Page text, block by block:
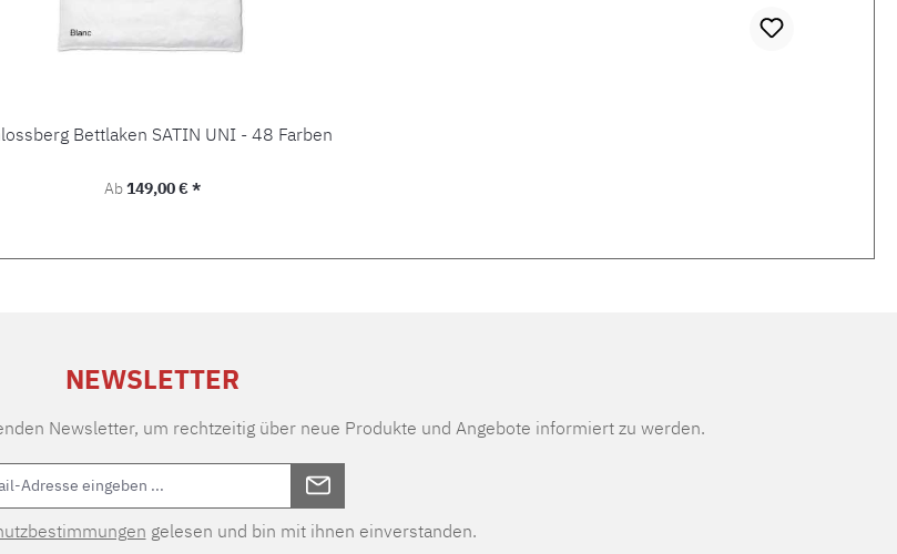
Bettlaken SATIN UNI - 48 Farben
Regulärer Preis:
Ab149,00 € *
NEWSLETTER
Newsletter, um rechtzeitig über neue Produkte und Angebote informiert zu werden.
gelesen und bin mit ihnen einverstanden.